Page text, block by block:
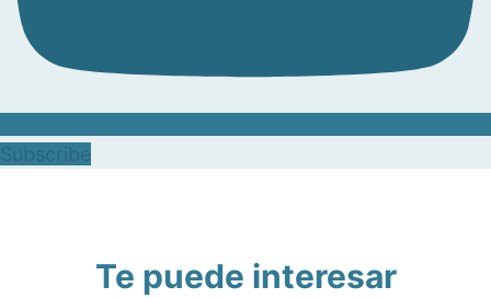
Te puede interesar